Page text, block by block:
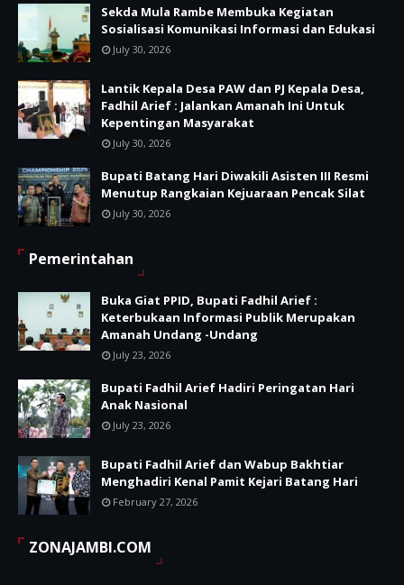
Sekda Mula Rambe Membuka Kegiatan
Sosialisasi Komunikasi Informasi dan Edukasi
July 30, 2026
Lantik Kepala Desa PAW dan PJ Kepala Desa,
Fadhil Arief : Jalankan Amanah Ini Untuk
Kepentingan Masyarakat
July 30, 2026
Bupati Batang Hari Diwakili Asisten III Resmi
Menutup Rangkaian Kejuaraan Pencak Silat
July 30, 2026
Pemerintahan
Buka Giat PPID, Bupati Fadhil Arief :
Keterbukaan Informasi Publik Merupakan
Amanah Undang -Undang
July 23, 2026
Bupati Fadhil Arief Hadiri Peringatan Hari
Anak Nasional
July 23, 2026
Bupati Fadhil Arief dan Wabup Bakhtiar
Menghadiri Kenal Pamit Kejari Batang Hari
February 27, 2026
ZONAJAMBI.COM